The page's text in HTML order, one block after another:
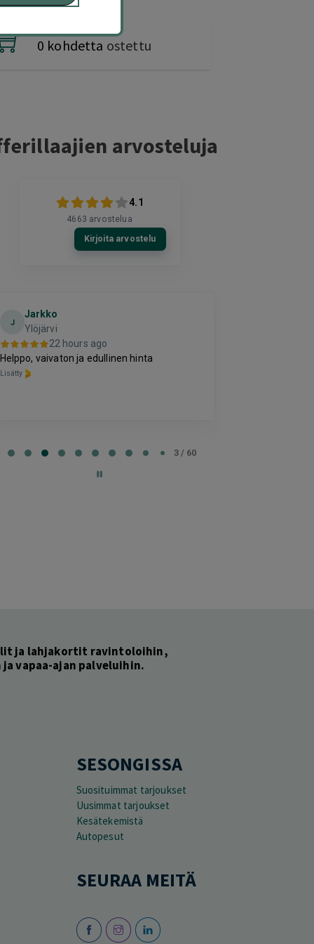
0 kohdetta ostettu
arvosteluja
4.1
4663 arvostelua
Kirjoita arvostelu
J
Jarkko
Ylöjärvi
22 hours ago
Helppo, vaivaton ja edullinen hinta
Lisätty
3 / 60
ja lahjakortit ravintoloihin,
vapaa-ajan palveluihin.
SESONGISSA
Suosituimmat tarjoukset
Uusimmat tarjoukset
Kesätekemistä
Autopesut
SEURAA MEITÄ